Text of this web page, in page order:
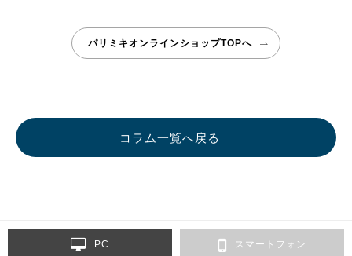
パリミキオンラインショップTOPへ
コラム一覧へ戻る
PC スマートフォン